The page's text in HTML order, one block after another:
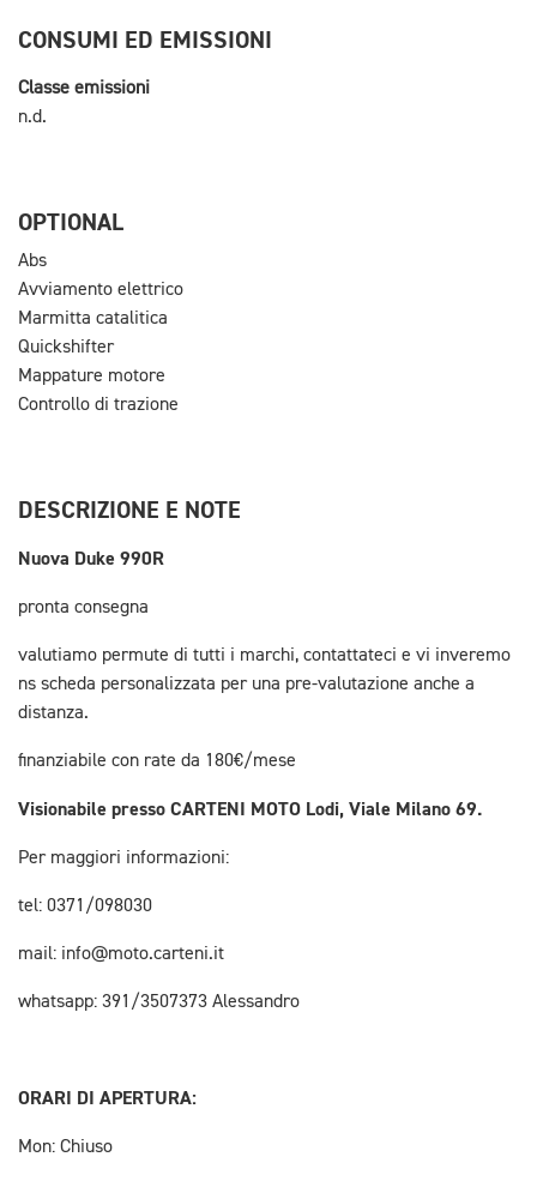
CONSUMI ED EMISSIONI
Classe emissioni
n.d.
OPTIONAL
Abs
Avviamento elettrico
Marmitta catalitica
Quickshifter
Mappature motore
Controllo di trazione
DESCRIZIONE E NOTE
Nuova Duke 990R
pronta consegna
valutiamo permute di tutti i marchi, contattateci e vi inveremo
ns scheda personalizzata per una pre-valutazione anche a
distanza.
finanziabile con rate da 180€/mese
Visionabile presso CARTENI MOTO Lodi, Viale Milano 69.
Per maggiori informazioni:
tel: 0371/098030
mail: info@moto.carteni.it
whatsapp: 391/3507373 Alessandro
ORARI DI APERTURA:
Mon: Chiuso